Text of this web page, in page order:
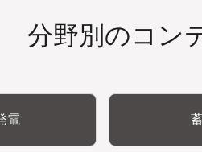
分野別のコン
電